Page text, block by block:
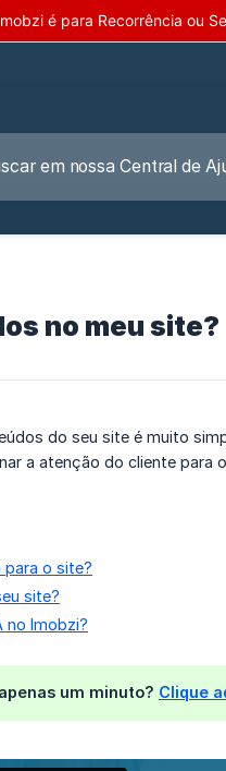
é para Recorrência ou
no meu site?
do seu site é muito
a atenção do cliente para
o site?
site?
no Imobzi?
um minuto? Clique